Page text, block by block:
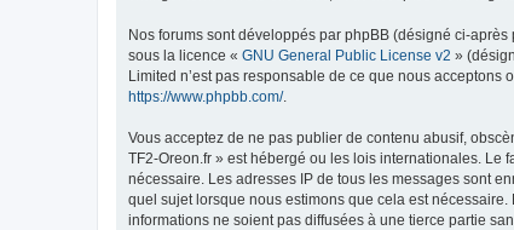
Nos forums sont développés par phpBB (désigné ci-
sous la licence « GNU General Public License v2 »
Limited n’est pas responsable de ce que nous
https://www.phpbb.com/.
Vous acceptez de ne pas publier de contenu abusif,
TF2-Oreon.fr » est hébergé ou les lois internationales. Le
nécessaire. Les adresses IP de tous les messages sont
quel sujet lorsque nous estimons que cela est
informations ne soient pas diffusées à une tierce partie